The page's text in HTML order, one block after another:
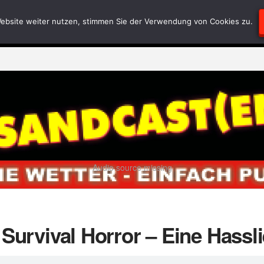
Geschriebenes RätselEcke Test-
Audio source missing
Horror – Eine
weiter nutzen, stimmen Sie der Verwendung von Cookies zu.